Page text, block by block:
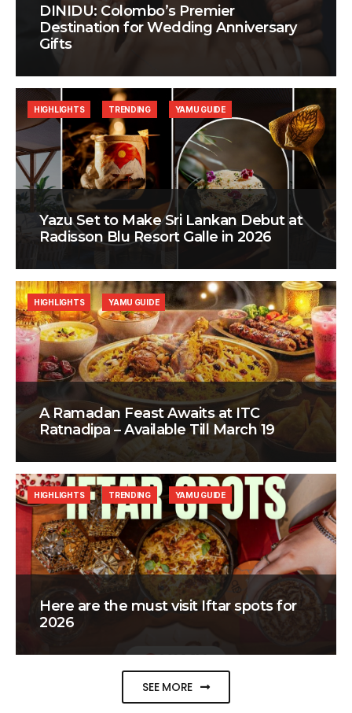
DINIDU: Colombo’s Premier
Destination for Wedding Anniversary
Gifts
Yazu Set to Make Sri Lankan Debut at
Radisson Blu Resort Galle in 2026
HIGHLIGHTS TRENDING YAMU GUIDE
A Ramadan Feast Awaits at ITC
Ratnadipa – Available Till March 19
HIGHLIGHTS YAMU GUIDE
Here are the must visit Iftar spots for
2026
HIGHLIGHTS TRENDING YAMU GUIDE
SEE MORE